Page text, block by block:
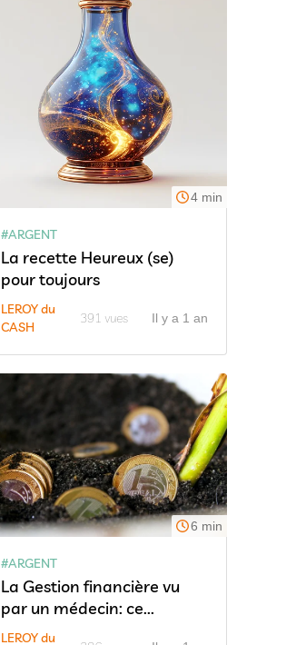
4 min
#ARGENT
La recette Heureux (se)
pour toujours
LEROY du
CASH
391 vues Il y a 1 an
6 min
#ARGENT
La Gestion financière vu
par un médecin: ce...
LEROY du